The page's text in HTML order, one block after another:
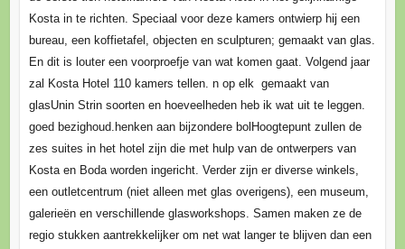
Kosta in te richten. Speciaal voor deze kamers ontwierp hij een
bureau, een koffietafel, objecten en sculpturen; gemaakt van glas.
En dit is louter een voorproefje van wat komen gaat. Volgend jaar
zal Kosta Hotel 110 kamers tellen. n op elk gemaakt van
glasUnin Strin soorten en hoeveelheden heb ik wat uit te leggen.
goed bezighoud.henken aan bijzondere bolHoogtepunt zullen de
zes suites in het hotel zijn die met hulp van de ontwerpers van
Kosta en Boda worden ingericht. Verder zijn er diverse winkels,
een outletcentrum (niet alleen met glas overigens), een museum,
galerieën en verschillende glasworkshops. Samen maken ze de
regio stukken aantrekkelijker om net wat langer te blijven dan een